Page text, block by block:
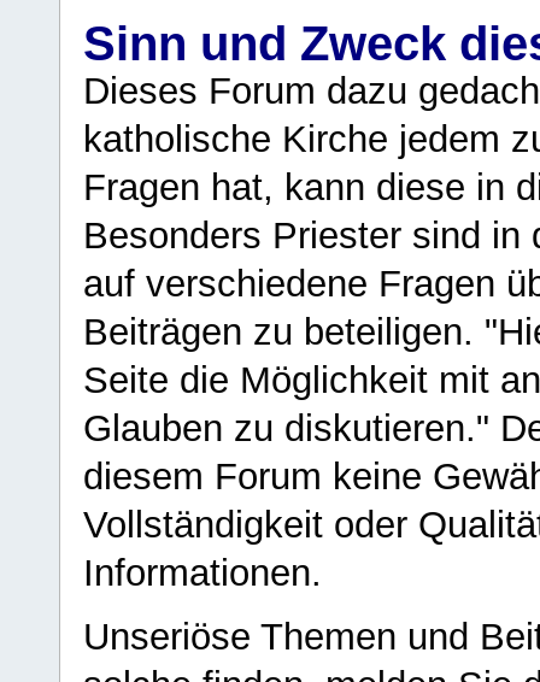
Sinn und Zweck
Dieses Forum dazu
katholische Kirche jedem
Fragen hat, kann diese in
Besonders Priester sind in
auf verschiedene Fragen
Beiträgen zu beteiligen.
Seite die Möglichkeit mit
Glauben zu diskutieren."
diesem Forum keine
Vollständigkeit oder
Informationen.
Unseriöse Themen und